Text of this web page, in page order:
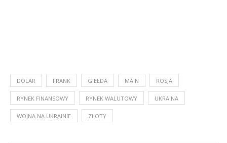
DOLAR FRANK GIEŁDA MAIN ROSJA
RYNEK FINANSOWY RYNEK WALUTOWY UKRAINA
WOJNA NA UKRAINIE ZŁOTY